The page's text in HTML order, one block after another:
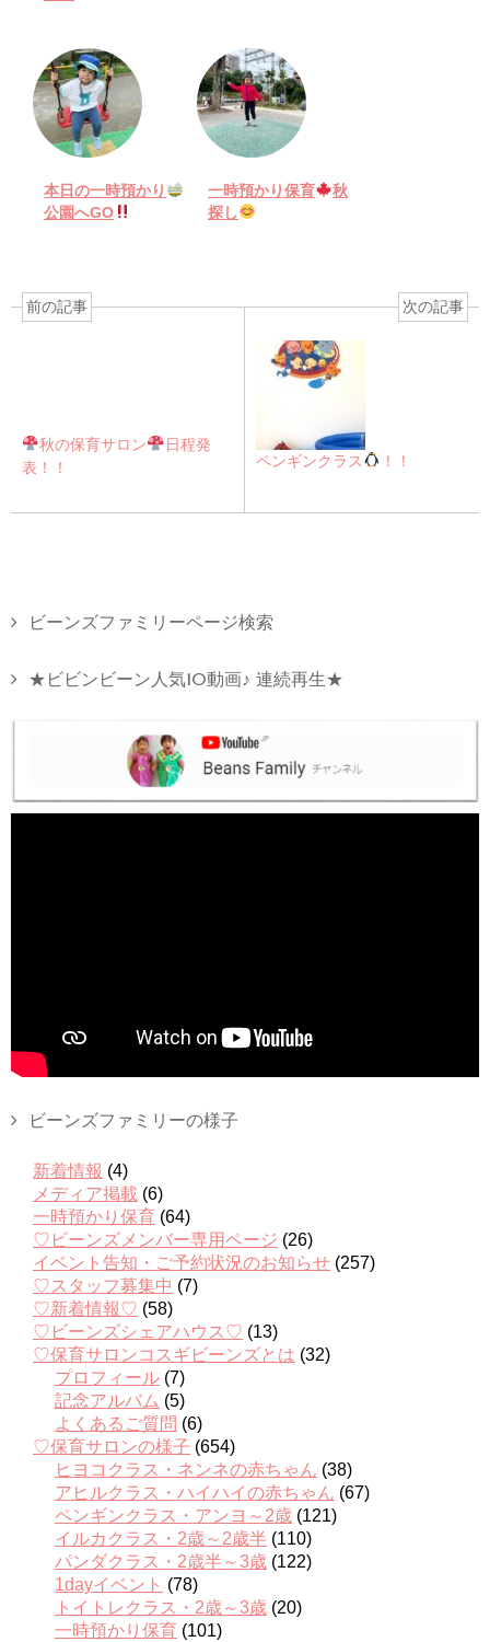
本日の一時預かり
公園へGO
一時預かり保育
秋
探し
前の記事
秋の保育サロン
日程発
表！！
次の記事
ペンギンクラス ！！
ビーンズファミリーページ検索
★ビビンビーン人気10動画♪ 連続再生★
ビーンズファミリーの様子
新着情報 (4)
メディア掲載 (6)
一時預かり保育 (64)
♡ビーンズメンバー専用ページ (26)
イベント告知・ご予約状況のお知らせ (257)
♡スタッフ募集中 (7)
♡新着情報♡ (58)
♡ビーンズシェアハウス♡ (13)
♡保育サロンコスギビーンズとは (32)
プロフィール (7)
記念アルバム (5)
よくあるご質問 (6)
♡保育サロンの様子 (654)
ヒヨコクラス・ネンネの赤ちゃん (38)
アヒルクラス・ハイハイの赤ちゃん (67)
ペンギンクラス・アンヨ～2歳 (121)
イルカクラス・2歳～2歳半 (110)
パンダクラス・2歳半～3歳 (122)
1dayイベント (78)
トイトレクラス・2歳～3歳 (20)
一時預かり保育 (101)